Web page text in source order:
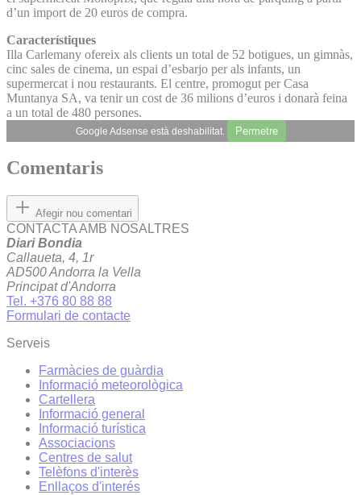
d’un import de 20 euros de compra.
Característiques
Illa Carlemany ofereix als clients un total de 52 botigues, un gimnàs,
cinc sales de cinema, un espai d’esbarjo per als infants, un
supermercat i nou restaurants. El centre, promogut per Casa
Muntanya SA, va tenir un cost de 36 milions d’euros i donarà feina
a un total de 480 persones.
Google Adsense està deshabilitat. Permetre
Comentaris
Afegir nou comentari
CONTACTA AMB NOSALTRES
Diari Bondia
Callaueta, 4, 1r
AD500 Andorra la Vella
Principat d'Andorra
Tel. +376 80 88 88
Formulari de contacte
Serveis
Farmàcies de guàrdia
Informació meteorològica
Cartellera
Informació general
Informació turística
Associacions
Centres de salut
Telèfons d'interès
Enllaços d'interés